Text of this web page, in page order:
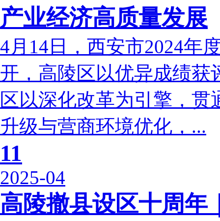
产业经济高质量发展
4月14日，西安市2024年
开，高陵区以优异成绩获
区以深化改革为引擎，
升级与营商环境优化，...
11
2025-04
高陵撤县设区十周年